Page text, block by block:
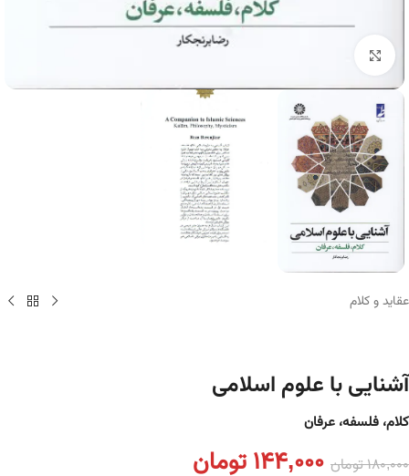
عقاید و کلام
آشنایی با علوم اسلامی
کلام، فلسفه، عرفان
180,000تومان 144,000تومان